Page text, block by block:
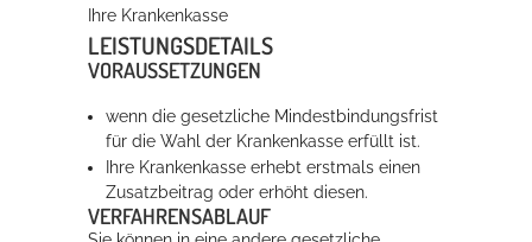
Erleben in Hockenheim
Ihre Krankenkasse
LEISTUNGSDETAILS
VORAUSSETZUNGEN
wenn die gesetzliche Mindestbindungsfrist
für die Wahl der Krankenkasse erfüllt ist.
Ihre Krankenkasse erhebt erstmals einen
Zusatzbeitrag oder erhöht diesen.
VERFAHRENSABLAUF